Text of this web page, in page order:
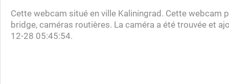
Cette webcam situé en ville Kaliningrad. Cette webcam
bridge, caméras routières. La caméra a été trouvée et
12-28 05:45:54.